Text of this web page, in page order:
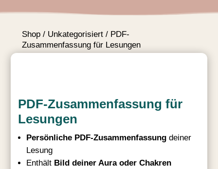
Shop/ Unkategorisiert/ PDF-
Zusammenfassung für Lesungen
PDF-Zusammenfassung für
Lesungen
Persönliche PDF-Zusammenfassung deiner
Lesung
Enthält Bild deiner Aura oder Chakren